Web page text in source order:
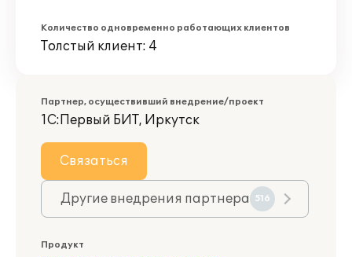
Количество одновременно работающих клиентов
Толстый клиент: 4
Партнер, осуществивший внедрение/проект
1С:Первый БИТ, Иркутск
Связаться
Другие внедрения партнера 516
Продукт